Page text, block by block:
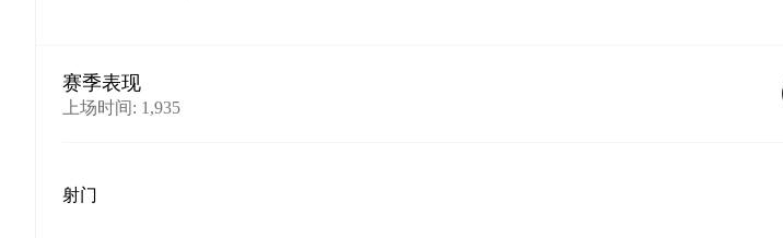
赛季表现
上场时间 : 1,935
射门